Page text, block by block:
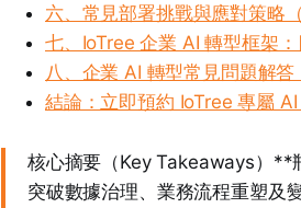
六、常見部署挑戰與應對策略
七、IoTree 企業 AI 轉型框架
八、企業 AI 轉型常見問題解答
結論：立即預約 IoTree 專屬
核心摘要（Key Takeaways）**
突破數據治理、業務流程重塑及